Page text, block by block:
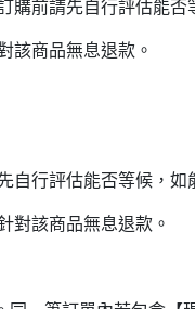
購前請先自行評估能
該商品無息退款。
行評估能否等候，如
對該商品無息退款。